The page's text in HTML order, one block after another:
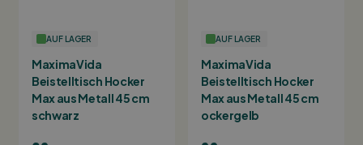
AUF LAGER
MaximaVida
Beistelltisch Hocker
Max aus Metall 45 cm
schwarz
AUF LAGER
MaximaVida
Beistelltisch Hocker
Max aus Metall 45 cm
ockergelb